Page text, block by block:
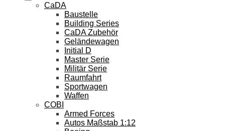
CaDA
Baustelle
Building Series
CaDA Zubehör
Geländewagen
Initial D
Master Serie
Militär Serie
Raumfahrt
Sportwagen
Waffen
COBI
Armed Forces
Autos Maßstab 1:12